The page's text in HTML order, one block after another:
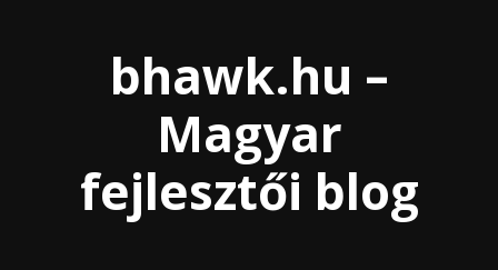
bhawk.hu –
Magyar
fejlesztői blog